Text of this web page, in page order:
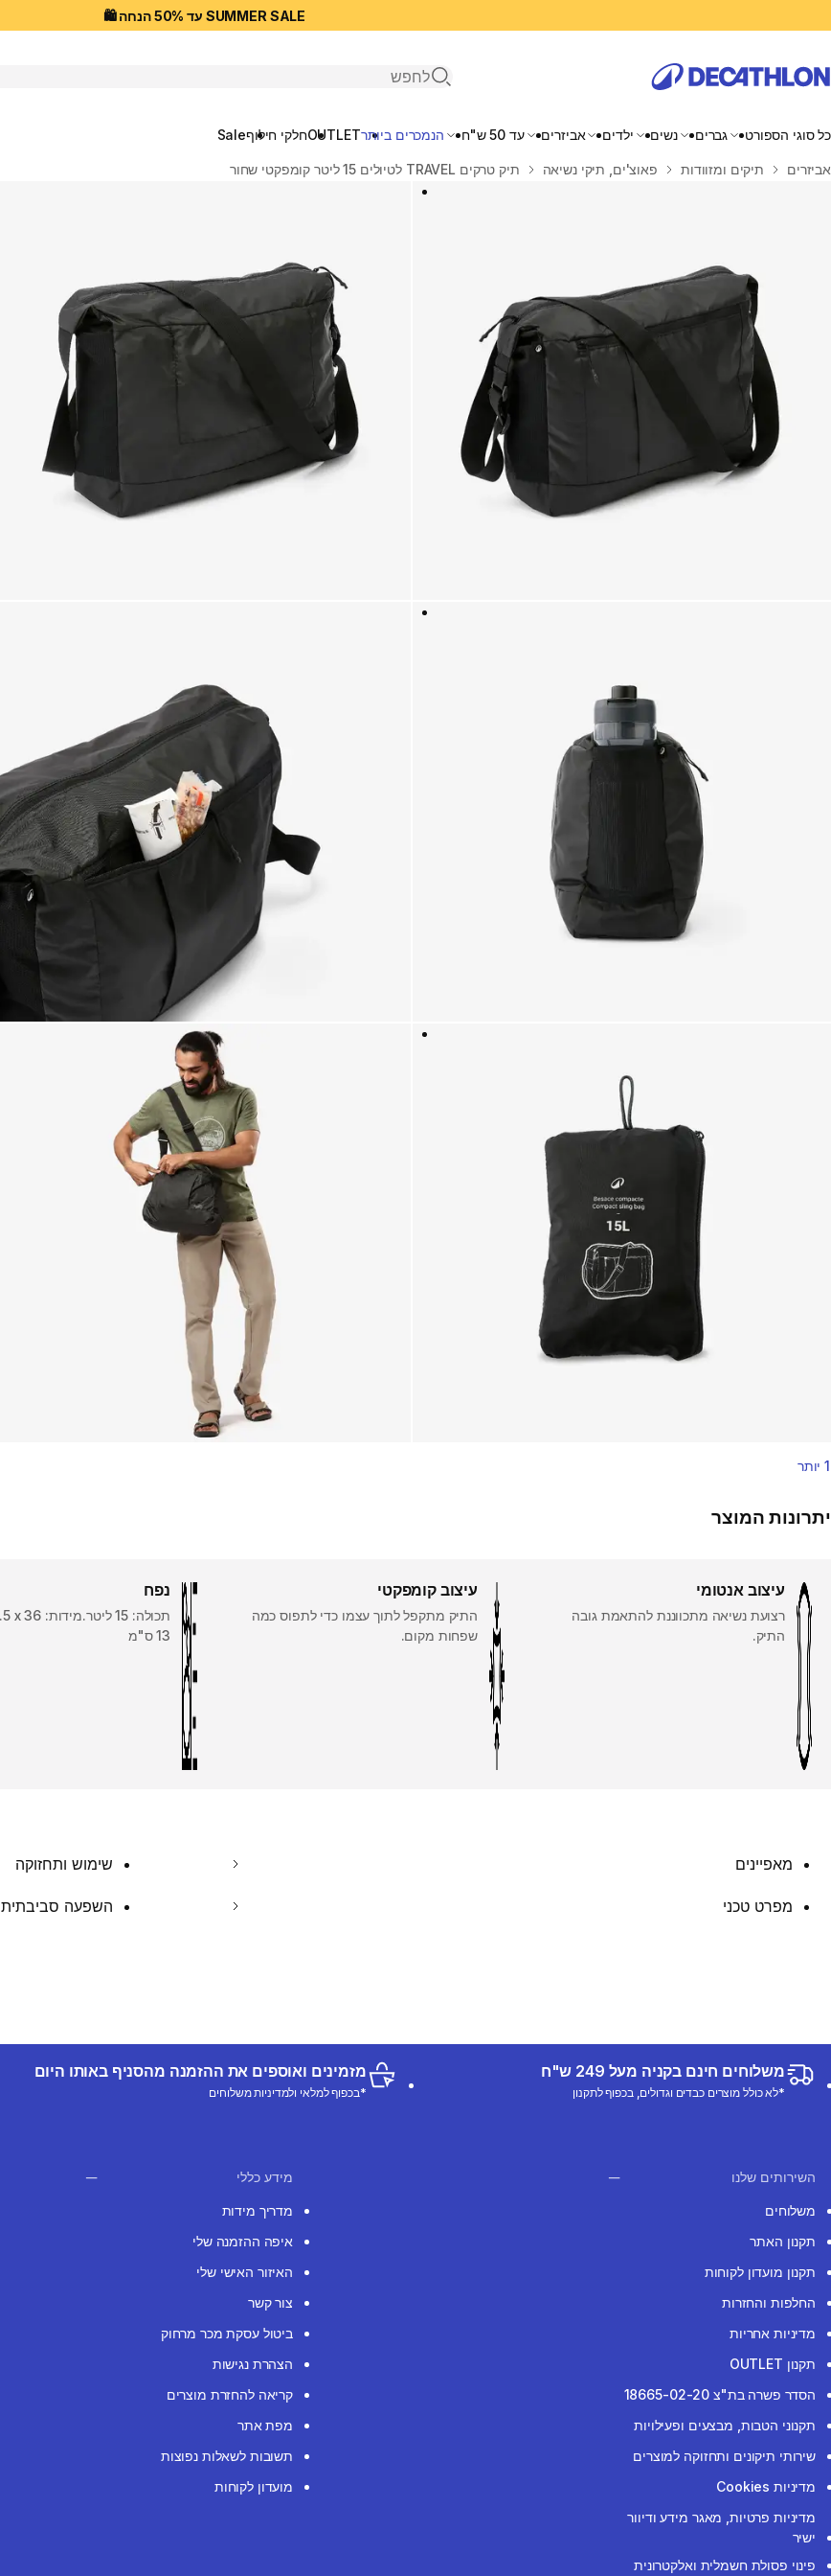
SUMMER SALE עד 50% הנחה 🛍️
פתיחת חיפוש
כל סוגי הספורט גברים נשים ילדים אביזרים עד 50 ש"ח הנמכרים ביותרOUTLETחלקי חילוףSale
בית
אביזרים תיקים ומזוודות פאוצ'ים, תיקי נשיאה תיק טרקים TRAVEL לטיולים 15 ליטר קומפקטי שחור
1 יותר
יתרונות המוצר
עיצוב אנטומי
רצועת נשיאה מתכווננת להתאמת גובה
התיק.
עיצוב קומפקטי
התיק מתקפל לתוך עצמו כדי לתפוס כמה
שפחות מקום.
נפח
מאפיינים שימוש ותחזוקה
מפרט טכני השפעה סביבתית
משלוחים חינם בקניה מעל 249 ש"ח
*לא כולל מוצרים כבדים וגדולים, בכפוף לתקנון
מזמינים ואוספים את ההזמנה מהסניף באותו היום
*בכפוף למלאי ולמדיניות משלוחים
השירותים שלנו
משלוחים
תקנון האתר
תקנון מועדון לקוחות
החלפות והחזרות
מדיניות אחריות
תקנון OUTLET
הסדר פשרה בת"צ 18665-02-20
תקנוני הטבות, מבצעים ופעילויות
שירותי תיקונים ותחזוקה למוצרים
מדיניות Cookies
מדיניות פרטיות, מאגר מידע ודיוור
ישיר
פינוי פסולת חשמלית ואלקטרונית
מידע כללי
מדריך מידות
איפה ההזמנה שלי
האיזור האישי שלי
צור קשר
ביטול עסקת מכר מרחוק
הצהרת נגישות
קריאה להחזרת מוצרים
מפת אתר
תשובות לשאלות נפוצות
מועדון לקוחות